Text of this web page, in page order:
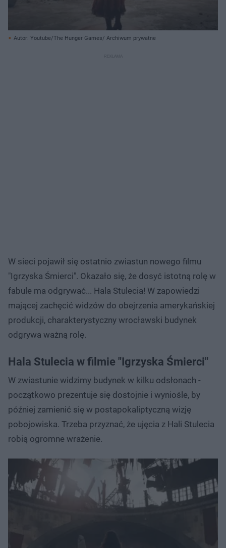
Autor: Youtube/The Hunger Games/ Archiwum prywatne
W sieci pojawił się ostatnio zwiastun nowego filmu
"Igrzyska Śmierci". Okazało się, że dosyć istotną rolę w
fabule ma odgrywać... Hala Stulecia! W zapowiedzi
mającej zachęcić widzów do obejrzenia amerykańskiej
produkcji, charakterystyczny wrocławski budynek
odgrywa ważną rolę.
Hala Stulecia w filmie "Igrzyska Śmierci"
W zwiastunie widzimy budynek w kilku odsłonach -
początkowo prezentuje się dostojnie i wyniośle, by
później zamienić się w postapokaliptyczną wizję
pobojowiska. Trzeba przyznać, że ujęcia z Hali Stulecia
robią ogromne wrażenie.